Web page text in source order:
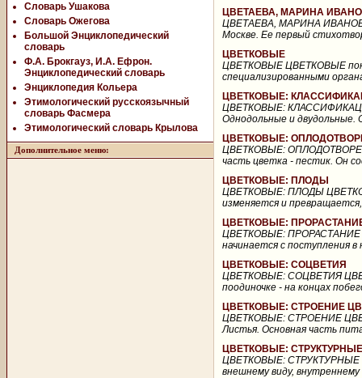
Словарь Ушакова
Словарь Ожегова
Большой Энциклопедический
словарь
Ф.А. Брокгауз, И.А. Ефрон.
Энциклопедический словарь
Энциклопедия Кольера
Этимологический русскоязычный
словарь Фасмера
Этимологический словарь Крылова
Дополнительное меню:
ЦВЕТАЕВА, МАРИНА
ЦВЕТАЕВА, МАРИНА
Москве. Ее первый
ЦВЕТКОВЫЕ
ЦВЕТКОВЫЕ ЦВЕТКОВЫЕ
специализированными
ЦВЕТКОВЫЕ:
ЦВЕТКОВЫЕ:
Однодольные и двудольные.
ЦВЕТКОВЫЕ:
ЦВЕТКОВЫЕ:
часть цветка - пестик. Он
ЦВЕТКОВЫЕ: ПЛОДЫ
ЦВЕТКОВЫЕ: ПЛОДЫ
изменяется и
ЦВЕТКОВЫЕ:
ЦВЕТКОВЫЕ: ПРОРАСТАНИЕ
начинается с поступления
ЦВЕТКОВЫЕ: СОЦВЕТИЯ
ЦВЕТКОВЫЕ: СОЦВЕТИЯ
поодиночке - на концах
ЦВЕТКОВЫЕ: СТРОЕНИЕ
ЦВЕТКОВЫЕ: СТРОЕНИЕ
Листья. Основная часть
ЦВЕТКОВЫЕ:
ЦВЕТКОВЫЕ: СТРУКТУРНЫЕ
внешнему виду,